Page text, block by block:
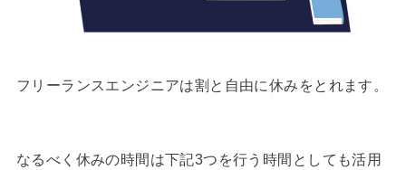
フリーランスエンジニアは割と自由に休みをとれます。
なるべく休みの時間は下記3つを行う時間としても活用